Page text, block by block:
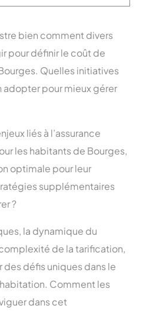
bien comment divers
pour définir le coût de
Quelles initiatives
pour mieux gérer
liés à l’assurance
les habitants de Bourges,
optimale pour leur
supplémentaires
?
la dynamique du
de la tarification,
défis uniques dans le
Comment les
dans cet